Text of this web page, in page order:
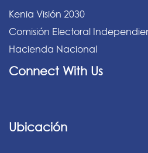
Kenia Visión 2030
Comisión Electoral
Hacienda Nacional
Connect With Us
Ubicación